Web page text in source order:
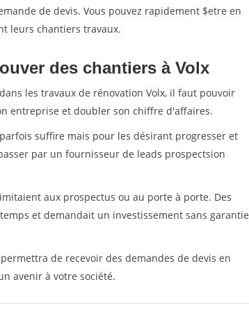
de devis. Vous pouvez rapidement $etre en
leurs chantiers travaux.
des chantiers à Volx
les travaux de rénovation Volx, il faut pouvoir
entreprise et doubler son chiffre d'affaires.
suffire mais pour les désirant progresser et
par un fournisseur de leads prospectsion
aux prospectus ou au porte à porte. Des
et demandait un investissement sans garantie
de recevoir des demandes de devis en
avenir à votre société.